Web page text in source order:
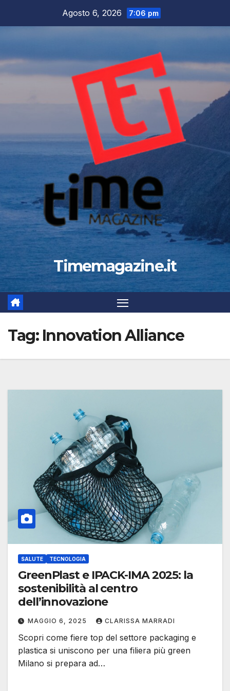
Agosto 6, 2026 7:06 pm
Timemagazine.it
Tag: Innovation Alliance
SALUTE TECNOLOGIA
GreenPlast e IPACK-IMA 2025: la
sostenibilità al centro
dell’innovazione
MAGGIO 6, 2025 CLARISSA MARRADI
Scopri come fiere top del settore packaging e
plastica si uniscono per una filiera più green
Milano si prepara ad…